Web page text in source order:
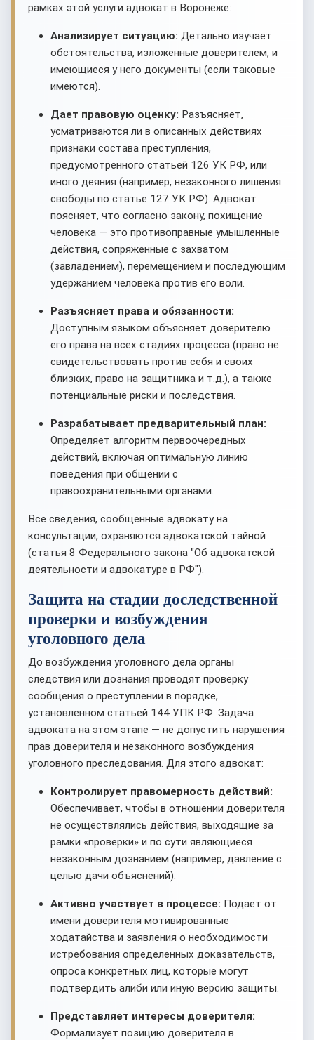
рамках этой услуги адвокат в Воронеже:
Анализирует ситуацию: Детально изучает
обстоятельства, изложенные доверителем, и
имеющиеся у него документы (если таковые
имеются).
Дает правовую оценку: Разъясняет,
усматриваются ли в описанных действиях
признаки состава преступления,
предусмотренного статьей 126 УК РФ, или
иного деяния (например, незаконного лишения
свободы по статье 127 УК РФ). Адвокат
поясняет, что согласно закону, похищение
человека — это противоправные умышленные
действия, сопряженные с захватом
(завладением), перемещением и последующим
удержанием человека против его воли.
Разъясняет права и обязанности:
Доступным языком объясняет доверителю
его права на всех стадиях процесса (право не
свидетельствовать против себя и своих
близких, право на защитника и т.д.), а также
потенциальные риски и последствия.
Разрабатывает предварительный план:
Определяет алгоритм первоочередных
действий, включая оптимальную линию
поведения при общении с
правоохранительными органами.
Все сведения, сообщенные адвокату на
консультации, охраняются адвокатской тайной
(статья 8 Федерального закона "Об адвокатской
деятельности и адвокатуре в РФ").
Защита на стадии доследственной
проверки и возбуждения
уголовного дела
До возбуждения уголовного дела органы
следствия или дознания проводят проверку
сообщения о преступлении в порядке,
установленном статьей 144 УПК РФ. Задача
адвоката на этом этапе — не допустить нарушения
прав доверителя и незаконного возбуждения
уголовного преследования. Для этого адвокат:
Контролирует правомерность действий:
Обеспечивает, чтобы в отношении доверителя
не осуществлялись действия, выходящие за
рамки «проверки» и по сути являющиеся
незаконным дознанием (например, давление с
целью дачи объяснений).
Активно участвует в процессе: Подает от
имени доверителя мотивированные
ходатайства и заявления о необходимости
истребования определенных доказательств,
опроса конкретных лиц, которые могут
подтвердить алиби или иную версию защиты.
Представляет интересы доверителя:
Формализует позицию доверителя в